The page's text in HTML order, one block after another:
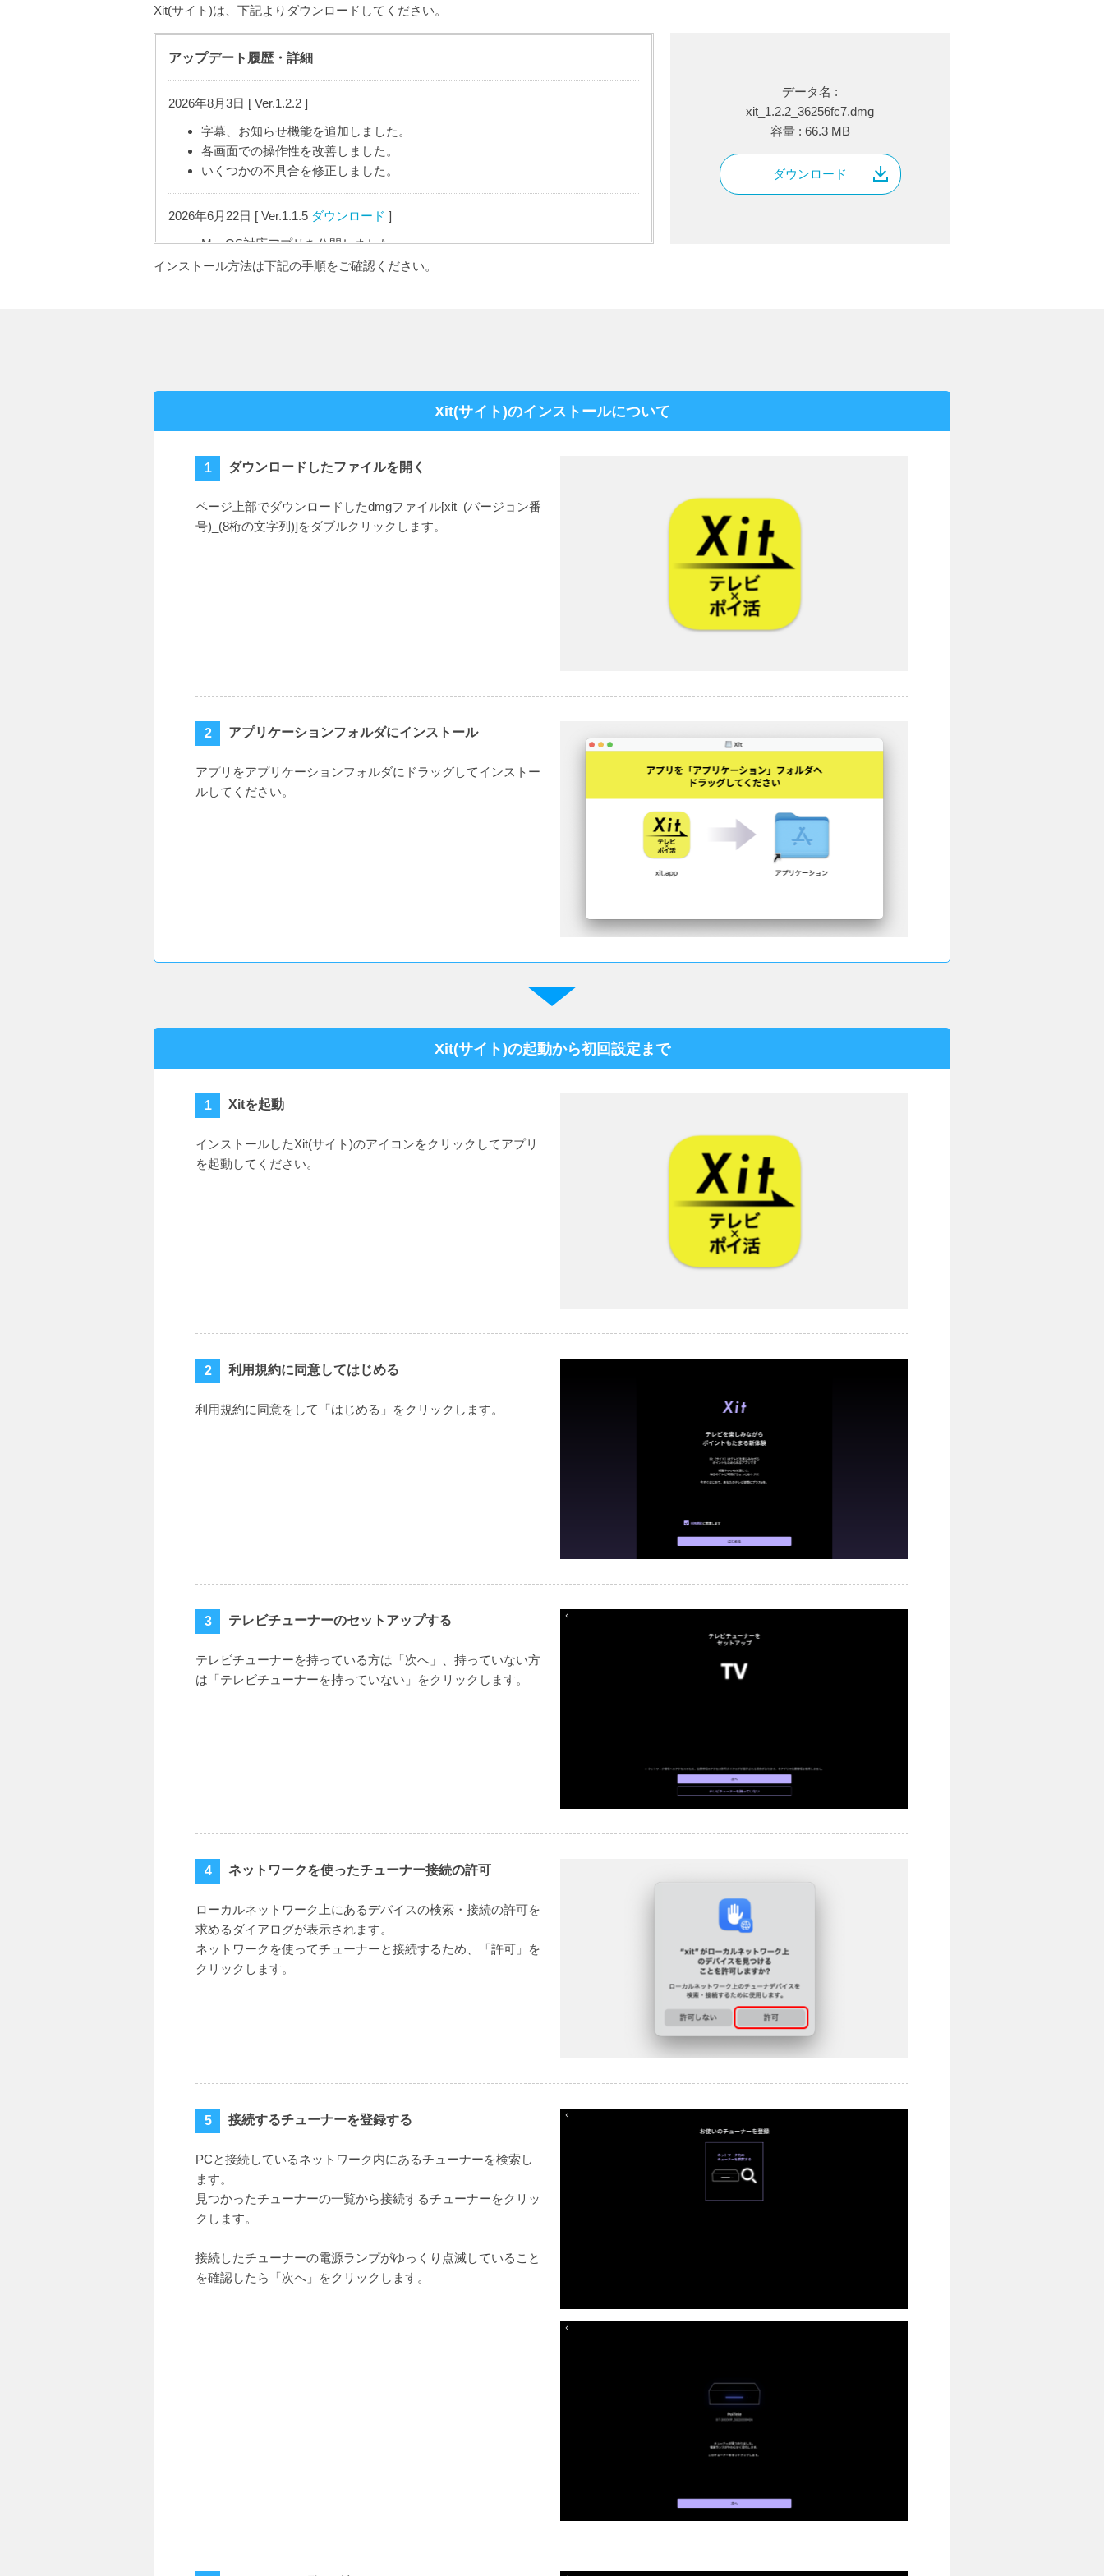
Xit(サイト)は、下記よりダウンロードしてください。
アップデート履歴・詳細
2026年8月3日 [ Ver.1.2.2 ]
字幕、お知らせ機能を追加しました。
各画面での操作性を改善しました。
いくつかの不具合を修正しました。
2026年6月22日 [ Ver.1.1.5 ダウンロード ]
MacOS対応アプリを公開しました。
データ名 :
xit_1.2.2_36256fc7.dmg
容量 : 66.3 MB
ダウンロード
インストール方法は下記の手順をご確認ください。
Xit(サイト)のインストールについて
ダウンロードしたファイルを開く
ページ上部でダウンロードしたdmgファイル[xit_(バージョン番
号)_(8桁の文字列)]をダブルクリックします。
アプリケーションフォルダにインストール
アプリをアプリケーションフォルダにドラッグしてインストー
ルしてください。
Xit(サイト)の起動から初回設定まで
Xitを起動
インストールしたXit(サイト)のアイコンをクリックしてアプリ
を起動してください。
利用規約に同意してはじめる
利用規約に同意をして「はじめる」をクリックします。
テレビチューナーのセットアップする
テレビチューナーを持っている方は「次へ」、持っていない方
は「テレビチューナーを持っていない」をクリックします。
ネットワークを使ったチューナー接続の許可
ローカルネットワーク上にあるデバイスの検索・接続の許可を
求めるダイアログが表示されます。
ネットワークを使ってチューナーと接続するため、「許可」を
クリックします。
接続するチューナーを登録する
PCと接続しているネットワーク内にあるチューナーを検索し
ます。
見つかったチューナーの一覧から接続するチューナーをクリッ
クします。
接続したチューナーの電源ランプがゆっくり点滅していること
を確認したら「次へ」をクリックします。